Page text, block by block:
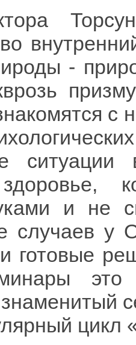
-
с
и не
случаев у
готовые
цикл